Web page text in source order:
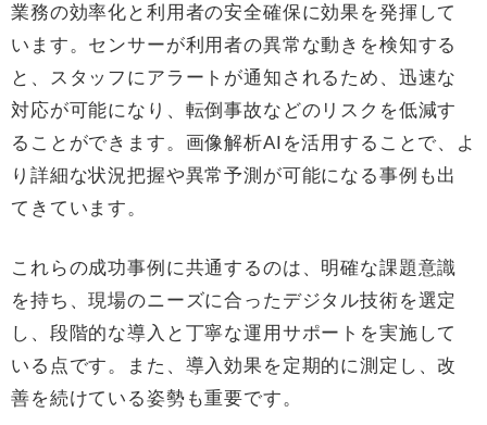
業務の効率化と利用者の安全確保に効果を発揮して
います。センサーが利用者の異常な動きを検知する
と、スタッフにアラートが通知されるため、迅速な
対応が可能になり、転倒事故などのリスクを低減す
ることができます。画像解析AIを活用することで、よ
り詳細な状況把握や異常予測が可能になる事例も出
てきています。
これらの成功事例に共通するのは、明確な課題意識
を持ち、現場のニーズに合ったデジタル技術を選定
し、段階的な導入と丁寧な運用サポートを実施して
いる点です。また、導入効果を定期的に測定し、改
善を続けている姿勢も重要です。